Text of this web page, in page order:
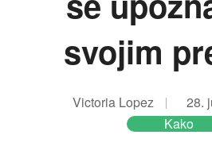
svojim
Victoria Lopez
28.
Kako